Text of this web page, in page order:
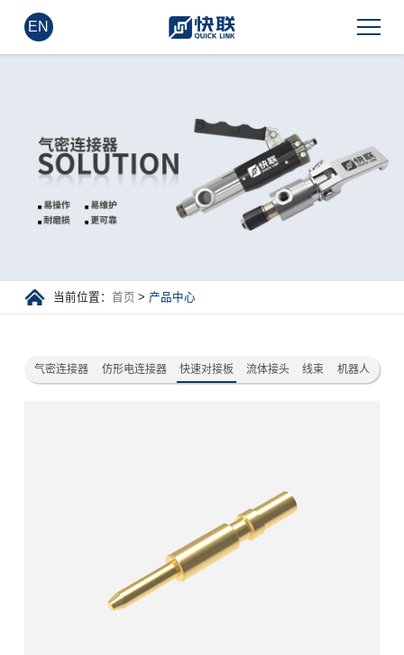
EN
当前位置：首页 > 产品中心
气密连接器 仿形电连接器 快速对接板 流体接头 线束 机器人